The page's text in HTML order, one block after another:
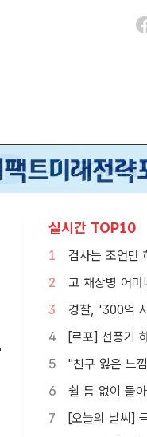
실시간 TOP10
1
2
3
경찰, '300억
4
5
6
7